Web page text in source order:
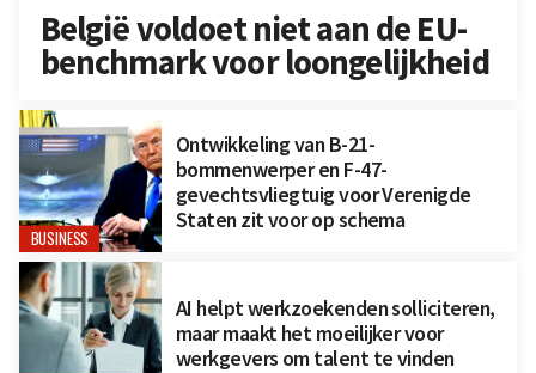
België voldoet niet aan de EU-
benchmark voor loongelijkheid
BUSINESS
Ontwikkeling van B-21-
bommenwerper en F-47-
gevechtsvliegtuig voor Verenigde
Staten zit voor op schema
AI helpt werkzoekenden solliciteren,
maar maakt het moeilijker voor
werkgevers om talent te vinden